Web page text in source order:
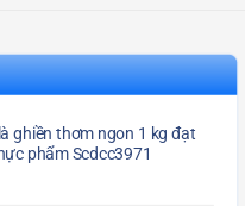
ghiền thơm ngon 1 kg đạt
phẩm Scdcc3971